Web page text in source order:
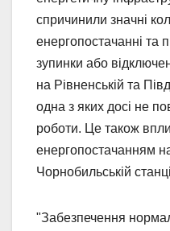
спричинили значні
енергопостачанні та
зупинки або
на Рівненській та
одна з яких досі не
роботи. Це також
енергопостачанням
Чорнобильській
"Забезпечення